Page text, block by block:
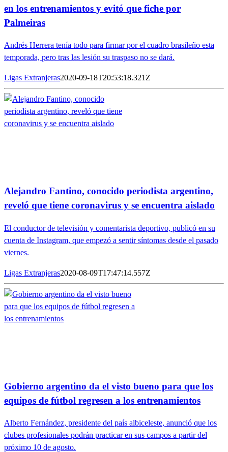
en los entrenamientos y evitó que fiche por
Palmeiras
Andrés Herrera tenía todo para firmar por el cuadro brasileño esta
temporada, pero tras las lesión su traspaso no se dará.
Ligas Extranjeras2020-09-18T20:53:18.321Z
Alejandro Fantino, conocido periodista argentino,
reveló que tiene coronavirus y se encuentra aislado
El conductor de televisión y comentarista deportivo, publicó en su
cuenta de Instagram, que empezó a sentir síntomas desde el pasado
viernes.
Ligas Extranjeras2020-08-09T17:47:14.557Z
Gobierno argentino da el visto bueno para que los
equipos de fútbol regresen a los entrenamientos
Alberto Fernández, presidente del país albiceleste, anunció que los
clubes profesionales podrán practicar en sus campos a partir del
próximo 10 de agosto.